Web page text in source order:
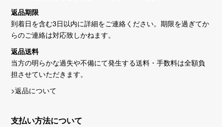
返品期限
到着日を含む3日以内に詳細をご連絡ください。期限を過ぎてか
らのご連絡は対応致しかねます。
返品送料
当方の明らかな過失や不備にて発生する送料・手数料は全額負
担させていただきます。
>返品について
支払い方法について